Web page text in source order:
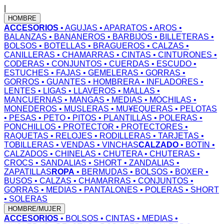
HOMBRE
ACCESORIOS • AGUJAS • APARATOS • AROS •
BALANZAS • BANANEROS • BARBIJOS • BILLETERAS •
BOLSOS • BOTELLAS • BRAGUEROS • CALZAS •
CANILLERAS • CHAMARRAS • CINTAS • CINTURONES •
CODERAS • CONJUNTOS • CUERDAS • ESCUDO •
ESTUCHES • FAJAS • GEMELERAS • GORRAS •
GORROS • GUANTES • HOMBRERA• INFLADORES •
LENTES • LIGAS • LLAVEROS • MALLAS •
MANCUERNAS • MANGAS • MEDIAS • MOCHILAS •
MONEDEROS • MUSLERAS • MU¥EQUERAS • PELOTAS
• PESAS • PETO • PITOS • PLANTILLAS • POLERAS •
PONCHILLOS • PROTECTOR • PROTECTORES •
RAQUETAS • RELOJES • RODILLERAS • TARJETAS •
TOBILLERAS • VENDAS • VINCHASCALZADO • BOTIN •
CALZADOS • CHINELAS • CHUTERA• CHUTERAS •
CROCS • SANDALIAS • SHORT • ZANDALIAS •
ZAPATILLAS ROPA • BERMUDAS • BOLSOS • BOXER •
BUSOS • CALZAS • CHAMARRAS • CONJUNTOS •
GORRAS • MEDIAS • PANTALONES • POLERAS • SHORT
• SOLERAS
HOMBRE/MUJER
ACCESORIOS • BOLSOS • CINTAS • MEDIAS •